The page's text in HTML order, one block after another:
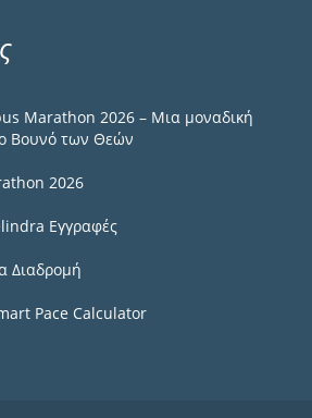
Marathon 2026 – Μια μοναδική
Βουνό των Θεών
2026
Εγγραφές
Διαδρομή
Pace Calculator